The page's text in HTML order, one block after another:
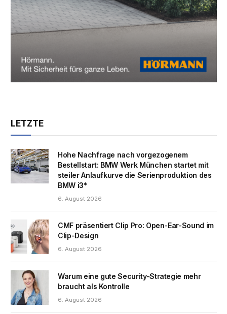
LETZTE
Hohe Nachfrage nach vorgezogenem
Bestellstart: BMW Werk München startet mit
steiler Anlaufkurve die Serienproduktion des
BMW i3*
6. August 2026
CMF präsentiert Clip Pro: Open-Ear-Sound im
Clip-Design
6. August 2026
Warum eine gute Security-Strategie mehr
braucht als Kontrolle
6. August 2026